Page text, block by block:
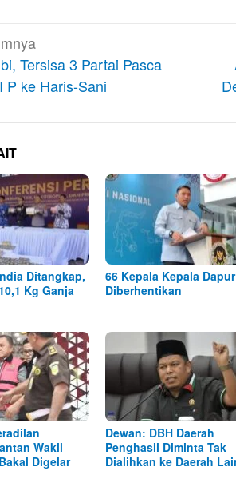
Tersisa 3 Partai Pasca
P ke Haris-Sani
Ditangkap,
Kg Ganja
66 Kepala Kepala
Diberhentikan
Wakil
Digelar
Dewan: DBH Daerah
Penghasil Diminta Tak
Dialihkan ke Daerah